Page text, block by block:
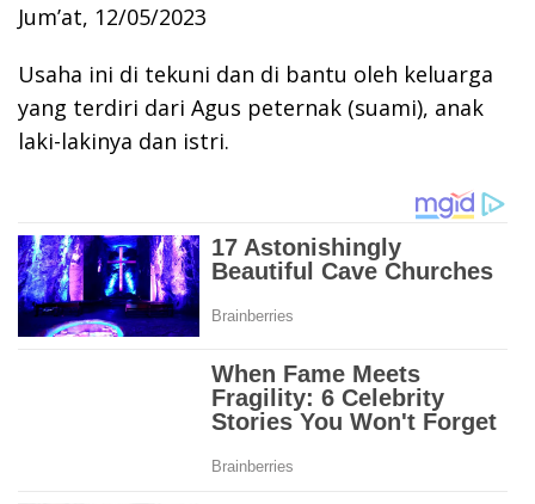
Jum’at, 12/05/2023
Usaha ini di tekuni dan di bantu oleh keluarga
yang terdiri dari Agus peternak (suami), anak
laki-lakinya dan istri.